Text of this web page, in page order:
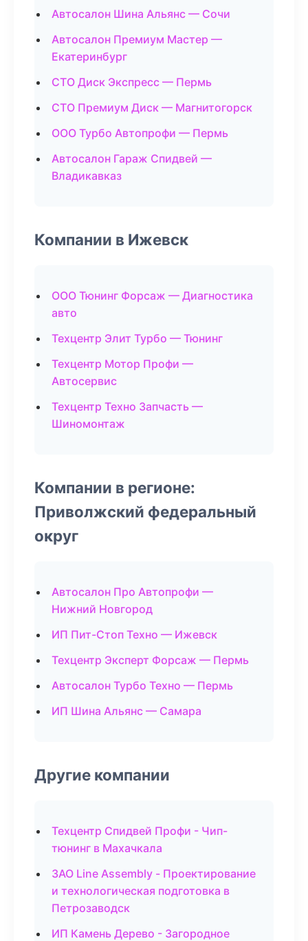
Автосалон Шина Альянс — Сочи
Автосалон Премиум Мастер —
Екатеринбург
СТО Диск Экспресс — Пермь
СТО Премиум Диск — Магнитогорск
ООО Турбо Автопрофи — Пермь
Автосалон Гараж Спидвей —
Владикавказ
Компании в Ижевск
ООО Тюнинг Форсаж — Диагностика
авто
Техцентр Элит Турбо — Тюнинг
Техцентр Мотор Профи —
Автосервис
Техцентр Техно Запчасть —
Шиномонтаж
Компании в регионе:
Приволжский федеральный
округ
Автосалон Про Автопрофи —
Нижний Новгород
ИП Пит-Стоп Техно — Ижевск
Техцентр Эксперт Форсаж — Пермь
Автосалон Турбо Техно — Пермь
ИП Шина Альянс — Самара
Другие компании
Техцентр Спидвей Профи - Чип-
тюнинг в Махачкала
ЗАО Line Assembly - Проектирование
и технологическая подготовка в
Петрозаводск
ИП Камень Дерево - Загородное